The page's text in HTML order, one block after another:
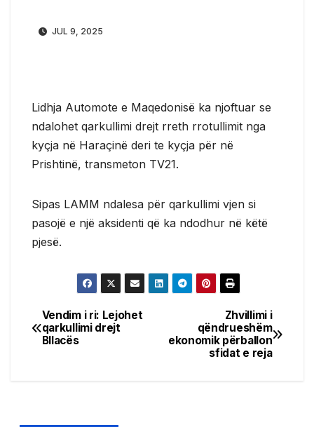
JUL 9, 2025
Lidhja Automote e Maqedonisë ka njoftuar se
ndalohet qarkullimi drejt rreth rrotullimit nga
kyçja në Haraçinë deri te kyçja për në
Prishtinë, transmeton TV21.
Sipas LAMM ndalesa për qarkullimi vjen si
pasojë e një aksidenti që ka ndodhur në këtë
pjesë.
Post
navigation
Zhvillimi i
qëndrueshëm
ekonomik përballon
sfidat e reja
Vendim i ri: Lejohet
qarkullimi drejt
Bllacës